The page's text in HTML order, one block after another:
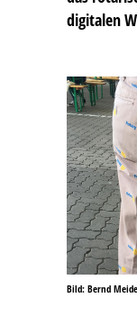
digitalen
Bild: Bernd